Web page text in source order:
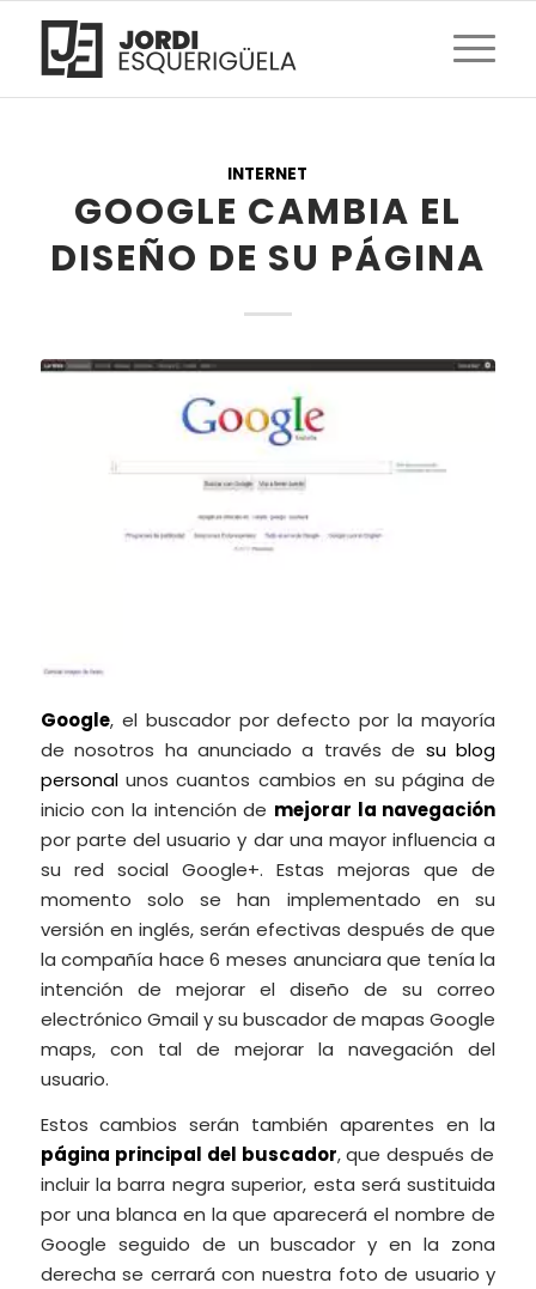
INTERNET
GOOGLE CAMBIA EL
DISEÑO DE SU PÁGINA
Google, el buscador por defecto por la mayoría
de nosotros ha anunciado a través de su blog
personalunos cuantos cambios en su página de
inicio con la intención de mejorar la navegación
por parte del usuario y dar una mayor influencia a
su red social Google+. Estas mejoras que de
momento solo se han implementado en su
versión en inglés, serán efectivas después de que
la compañía hace 6 meses anunciara que tenía la
intención de mejorar el diseño de su correo
electrónico Gmail y su buscador de mapas Google
maps, con tal de mejorar la navegación del
usuario.
Estos cambios serán también aparentes en la
página principal del buscador, que después de
incluir la barra negra superior, esta será sustituida
por una blanca en la que aparecerá el nombre de
Google seguido de un buscador y en la zona
derecha se cerrará con nuestra foto de usuario y